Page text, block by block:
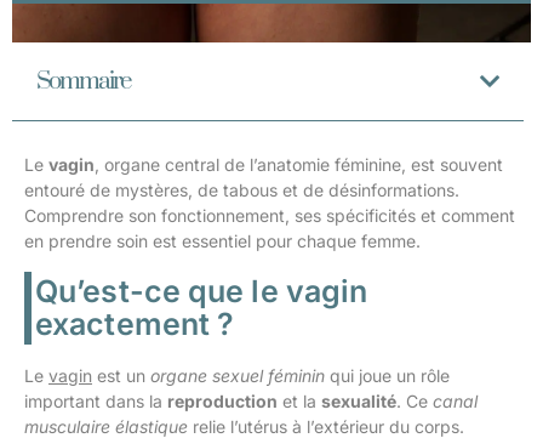
Sommaire
Le vagin , organe central de l’anatomie féminine, est souvent
entouré de mystères, de tabous et de désinformations.
Comprendre son fonctionnement, ses spécificités et comment
en prendre soin est essentiel pour chaque femme.
Qu’est-ce que le vagin
exactement ?
Le vagin est un organe sexuel féminin qui joue un rôle
important dans la reproduction et la sexualité. Ce canal
musculaire élastique relie l’utérus à l’extérieur du corps.